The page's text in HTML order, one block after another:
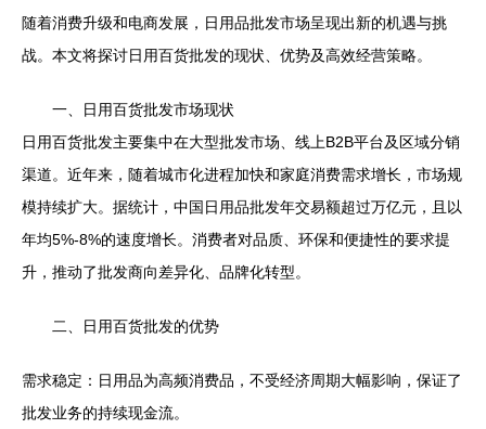
随着消费升级和电商发展，日用品批发市场呈现出新的机遇与挑
战。本文将探讨日用百货批发的现状、优势及高效经营策略。
一、日用百货批发市场现状
日用百货批发主要集中在大型批发市场、线上B2B平台及区域分销
渠道。近年来，随着城市化进程加快和家庭消费需求增长，市场规
模持续扩大。据统计，中国日用品批发年交易额超过万亿元，且以
年均5%-8%的速度增长。消费者对品质、环保和便捷性的要求提
升，推动了批发商向差异化、品牌化转型。
二、日用百货批发的优势
需求稳定：日用品为高频消费品，不受经济周期大幅影响，保证了
批发业务的持续现金流。